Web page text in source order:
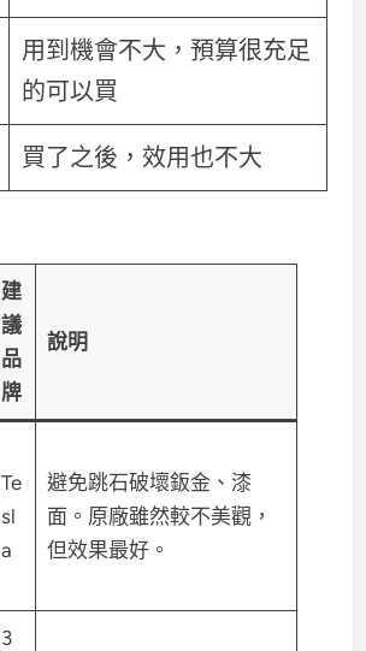
用到機會不大，預算很充足
的可以買
買了之後，效用也不大
建
議
品
牌
說明
Te
sl
a
避免跳石破壞鈑金、漆
面。原廠雖然較不美觀，
但效果最好。
3